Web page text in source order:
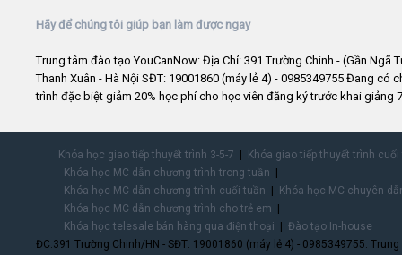
Hãy để chúng tôi giúp bạn làm được ngay
Trung tâm đào tạo YouCanNow: Địa Chỉ: 391 Trường Chinh - (Gần Ngã
Thanh Xuân - Hà Nội SĐT: 19001860 (máy lẻ 4) - 0985349755 Đang có
trình đặc biệt giảm 20% học phí cho học viên đăng ký trước khai giảng
Khóa học giao tiếp thuyết trình 3-5-7
Khóa giao tiếp thuyết trình
Khóa học MC dẫn chương trình trong tuần
Khóa học MC dẫn chương trình cuối tuần
Khóa học MC chuyên
Khóa học MC dẫn chương trình cho trẻ em
Khóa học telesale bán hàng qua điện thoại
Đào tạo In-house
ĐC:391 Trường Chinh/HN - SĐT: 19001860 (máy lẻ 4) - 0985349755.